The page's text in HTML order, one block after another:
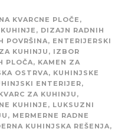
KVARCNE PLOČE ,
, DIZAJN RADNIH
POVRŠINA, ENTERIJERSKI
KUHINJU , IZBOR
PLOČA, KAMEN ZA
OSTRVA, KUHINJSKE
ENTERIJER,
ZA KUHINJU ,
KUHINJE , LUKSUZNI
, MERMERNE RADNE
KUHINJSKA REŠENJA,